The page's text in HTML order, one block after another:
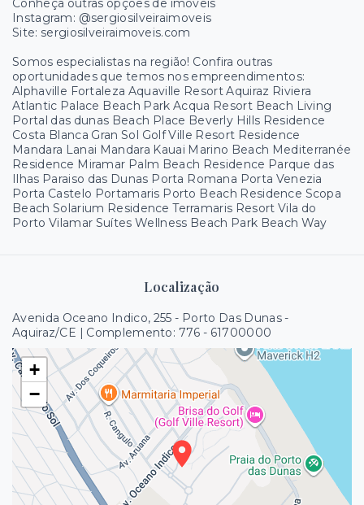
Conheça outras opções de imóveis
Instagram: @sergiosilveiraimoveis
Site: sergiosilveiraimoveis.com
Somos especialistas na região! Confira outras
oportunidades que temos nos empreendimentos:
Alphaville Fortaleza Aquaville Resort Aquiraz Riviera
Atlantic Palace Beach Park Acqua Resort Beach Living
Portal das dunas Beach Place Beverly Hills Residence
Costa Blanca Gran Sol Golf Ville Resort Residence
Mandara Lanai Mandara Kauai Marino Beach Mediterranée
Residence Miramar Palm Beach Residence Parque das
Ilhas Paraiso das Dunas Porta Romana Porta Venezia
Porta Castelo Portamaris Porto Beach Residence Scopa
Beach Solarium Residence Terramaris Resort Vila do
Porto Vilamar Suítes Wellness Beach Park Beach Way
Localização
Avenida Oceano Indico, 255 - Porto Das Dunas -
Aquiraz/CE | Complemento: 776 - 61700000
+
−